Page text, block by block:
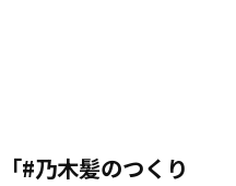
#乃木髪のつくり